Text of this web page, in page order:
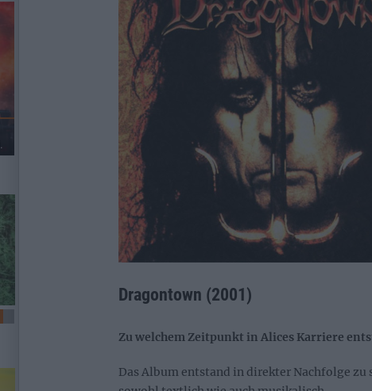
Dragontown (2001)
Zu welchem Zeitpunkt in Alices Karriere
Das Album entstand in direkter Nachfolge zu